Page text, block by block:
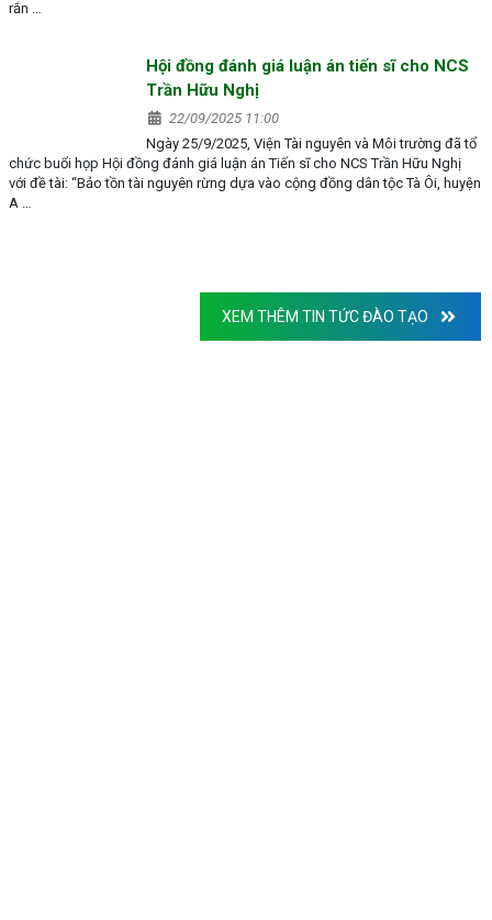
rắn …
Hội đồng đánh giá luận án tiến sĩ cho NCS
Trần Hữu Nghị
22/09/2025 11:00
Ngày 25/9/2025, Viện Tài nguyên và Môi trường đã tổ
chức buổi họp Hội đồng đánh giá luận án Tiến sĩ cho NCS Trần Hữu Nghị
với đề tài: “Bảo tồn tài nguyên rừng dựa vào cộng đồng dân tộc Tà Ôi, huyện
A …
XEM THÊM TIN TỨC ĐÀO TẠO